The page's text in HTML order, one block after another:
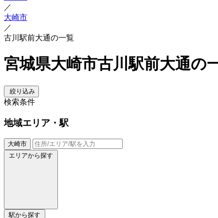
／
大崎市
／
古川駅前大通の一覧
宮城県大崎市古川駅前大通の
絞り込み
検索条件
地域エリア・駅
大崎市
エリアから探す
駅から探す